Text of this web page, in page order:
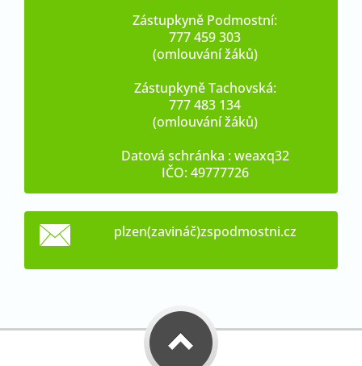
Zástupkyně Podmostní:
777 459 303
(omlouvání žáků)
Zástupkyně Tachovská:
777 483 134
(omlouvání žáků)
Datová schránka : weaxq32
IČO: 49777726
plzen(zavináč)zspodmostni.cz